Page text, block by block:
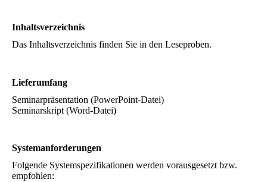
Inhaltsverzeichnis
Das Inhaltsverzeichnis finden Sie in den Leseproben.
Lieferumfang
Seminarpräsentation (PowerPoint-Datei)
Seminarskript (Word-Datei)
Systemanforderungen
Folgende Systemspezifikationen werden vorausgesetzt bzw.
empfohlen: